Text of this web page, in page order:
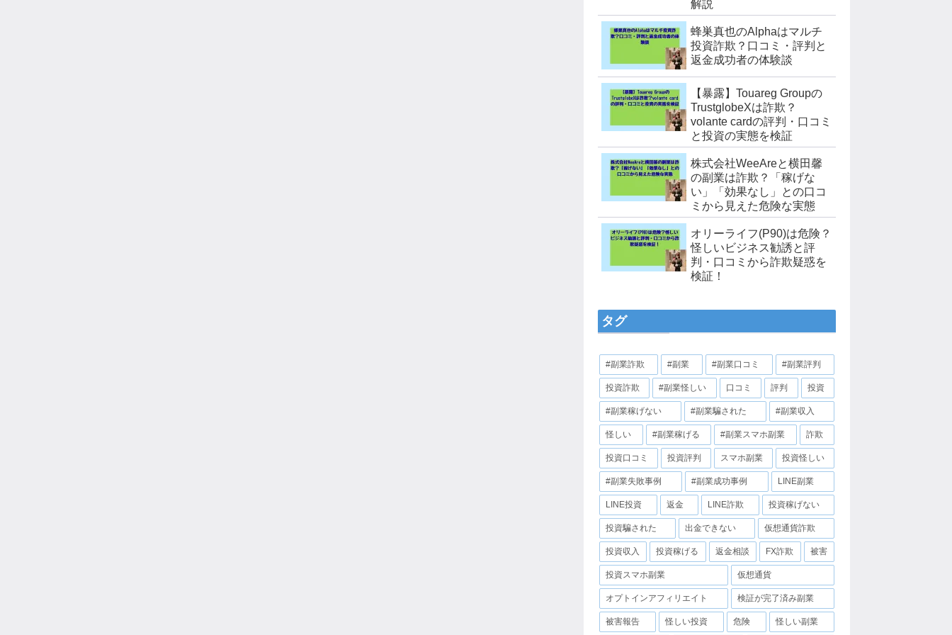
解説
蜂巣真也のAlphaはマルチ
投資詐欺？口コミ・評判と
返金成功者の体験談
【暴露】Touareg Groupの
TrustglobeXは詐欺？
volante cardの評判・口コミ
と投資の実態を検証
株式会社WeeAreと横田馨
の副業は詐欺？「稼げな
い」「効果なし」との口コ
ミから見えた危険な実態
オリーライフ(P90)は危険？
怪しいビジネス勧誘と評
判・口コミから詐欺疑惑を
検証！
タグ
#副業詐欺 #副業 #副業口コミ #副業評判
投資詐欺 #副業怪しい 口コミ 評判 投資
#副業稼げない #副業騙された #副業収入
怪しい #副業稼げる #副業スマホ副業 詐欺
投資口コミ 投資評判 スマホ副業 投資怪しい
#副業失敗事例 #副業成功事例 LINE副業
LINE投資 返金 LINE詐欺 投資稼げない
投資騙された 出金できない 仮想通貨詐欺
投資収入 投資稼げる 返金相談 FX詐欺 被害
投資スマホ副業 仮想通貨
オプトインアフィリエイト 検証が完了済み副業
被害報告 怪しい投資 危険 怪しい副業